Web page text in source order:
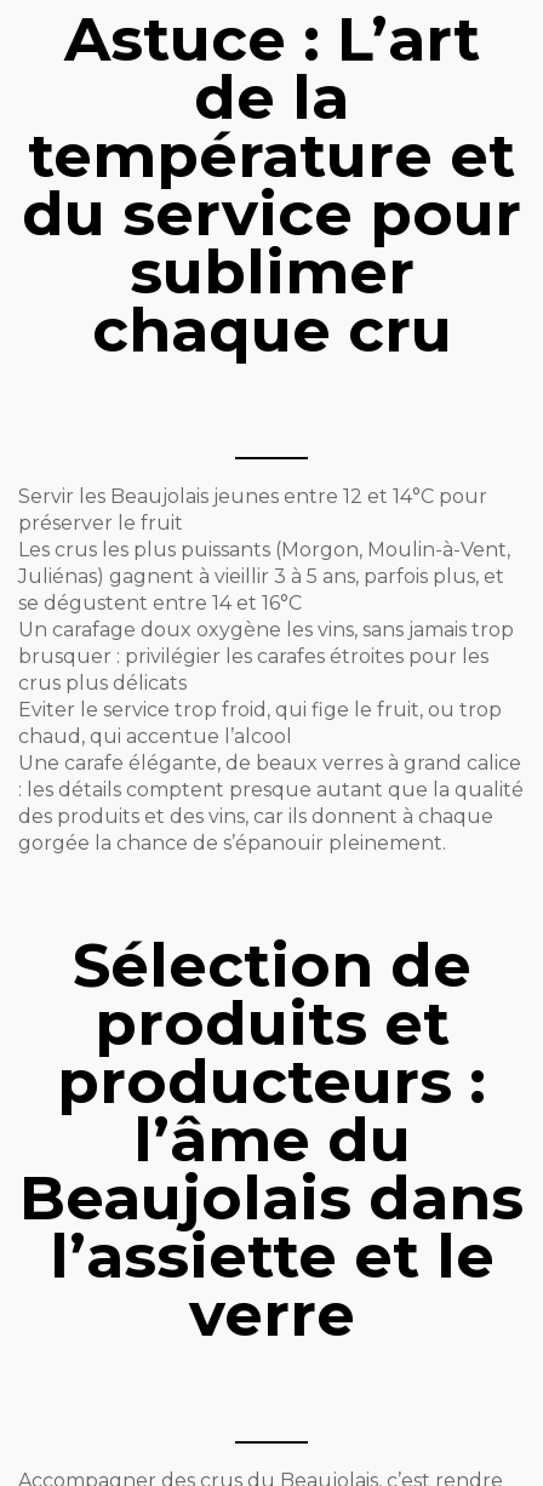
Astuce : L’art
de la
température et
du service pour
sublimer
chaque cru
Servir les Beaujolais jeunes entre 12 et 14°C pour
préserver le fruit
Les crus les plus puissants (Morgon, Moulin-à-Vent,
Juliénas) gagnent à vieillir 3 à 5 ans, parfois plus, et
se dégustent entre 14 et 16°C
Un carafage doux oxygène les vins, sans jamais trop
brusquer : privilégier les carafes étroites pour les
crus plus délicats
Eviter le service trop froid, qui fige le fruit, ou trop
chaud, qui accentue l’alcool
Une carafe élégante, de beaux verres à grand calice
: les détails comptent presque autant que la qualité
des produits et des vins, car ils donnent à chaque
gorgée la chance de s’épanouir pleinement.
Sélection de
produits et
producteurs :
l’âme du
Beaujolais dans
l’assiette et le
verre
Accompagner des crus du Beaujolais, c’est rendre